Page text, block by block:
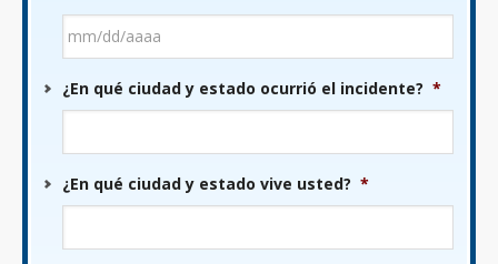
barra
DD
¿En qué ciudad y estado ocurrió el incidente? *
¿En qué ciudad y estado vive usted? *